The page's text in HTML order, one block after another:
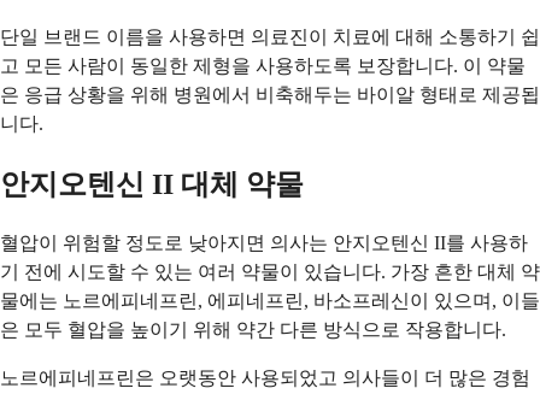
단일 브랜드 이름을 사용하면 의료진이 치료에 대해 소통하기 쉽
고 모든 사람이 동일한 제형을 사용하도록 보장합니다. 이 약물
은 응급 상황을 위해 병원에서 비축해두는 바이알 형태로 제공됩
니다.
안지오텐신 II 대체 약물
혈압이 위험할 정도로 낮아지면 의사는 안지오텐신 II를 사용하
기 전에 시도할 수 있는 여러 약물이 있습니다. 가장 흔한 대체 약
물에는 노르에피네프린, 에피네프린, 바소프레신이 있으며, 이들
은 모두 혈압을 높이기 위해 약간 다른 방식으로 작용합니다.
노르에피네프린은 오랫동안 사용되었고 의사들이 더 많은 경험